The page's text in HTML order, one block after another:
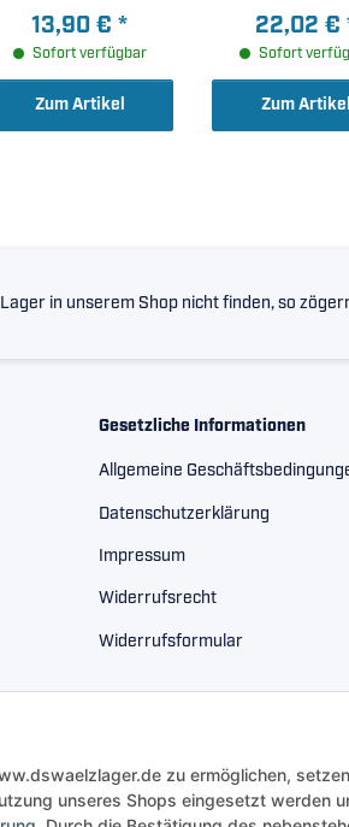
zu ermöglichen,
unseres Shops eingesetzt werden
13,90 € *
Sofort verfügbar
Zum Artikel
Ausführung,
radiale Lagerluft
22,02 €
Sofort
Zum Artikel
in unserem Shop nicht finden, so
Gesetzliche Informationen
Allgemeine
Datenschutzerklärung
Impressum
Widerrufsrecht
Widerrufsformular